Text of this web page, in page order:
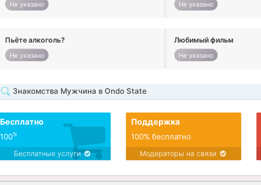
Не указано Не указано
Пьёте алкоголь?
Не указано
Любимый фильм
Не указано
Знакомства Мужчина в Ondo State
Бесплатно
100%
Бесплатные услуги
Поддержка
100% бесплатно
Модераторы на связи